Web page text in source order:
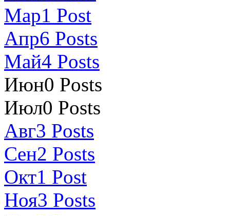
Мар1 Post
Апр6 Posts
Май4 Posts
Июн0 Posts
Июл0 Posts
Авг3 Posts
Сен2 Posts
Окт1 Post
Ноя3 Posts